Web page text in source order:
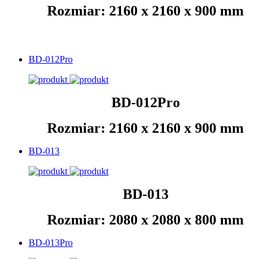
Rozmiar: 2160 x 2160 x 900 mm
BD-012Pro
BD-012Pro
Rozmiar: 2160 x 2160 x 900 mm
BD-013
BD-013
Rozmiar: 2080 x 2080 x 800 mm
BD-013Pro